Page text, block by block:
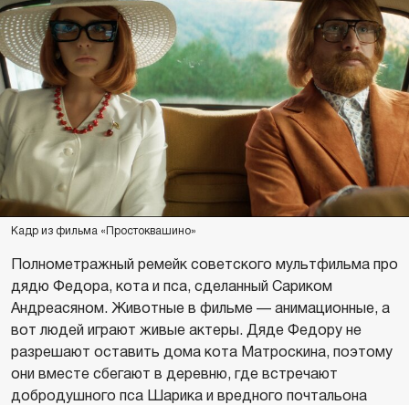
Кадр из фильма «Простоквашино»
Полнометражный ремейк советского мультфильма про
дядю Федора, кота и пса, сделанный Сариком
Андреасяном. Животные в фильме — анимационные, а
вот людей играют живые актеры. Дяде Федору не
разрешают оставить дома кота Матроскина, поэтому
они вместе сбегают в деревню, где встречают
добродушного пса Шарика и вредного почтальона